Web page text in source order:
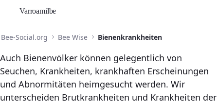
Varroamilbe
Bee-Social.org Bee Wise Bienenkrankheiten
Auch Bienenvölker können gelegentlich von
Seuchen, Krankheiten, krankhaften Erscheinungen
und Abnormitäten heimgesucht werden. Wir
unterscheiden Brutkrankheiten und Krankheiten der